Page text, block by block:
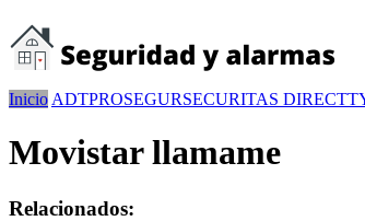
Inicio ADTPROSEGURSECURITAS DIRECT
Movistar llamame
Relacionados: